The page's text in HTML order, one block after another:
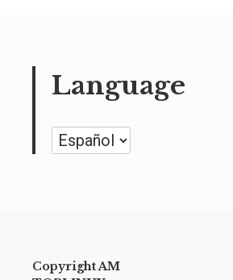
Language
Language
Copyright AM